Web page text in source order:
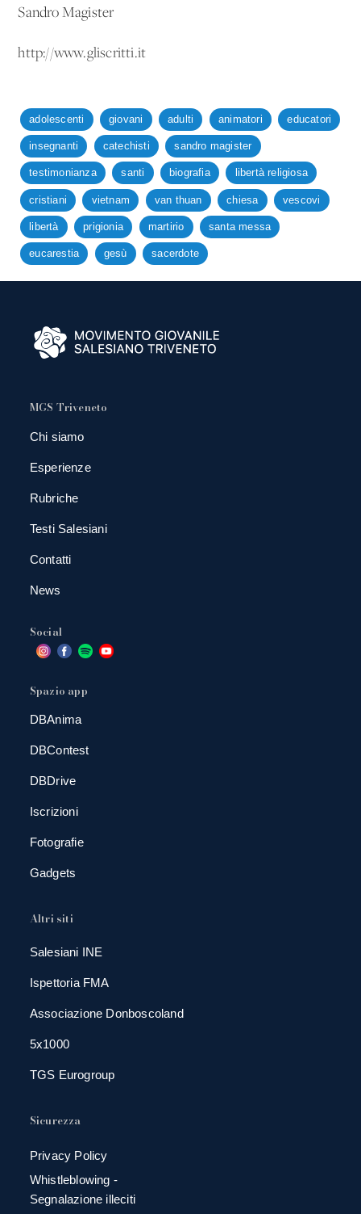
Sandro Magister
http://www.gliscritti.it
adolescenti giovani adulti animatori educatori
insegnanti catechisti sandro magister
testimonianza santi biografia libertà religiosa
cristiani vietnam van thuan chiesa vescovi
libertà prigionia martirio santa messa
eucarestia gesù sacerdote
MGS Triveneto
Chi siamo
Esperienze
Rubriche
Testi Salesiani
Contatti
News
Social
Spazio app
DBAnima
DBContest
DBDrive
Iscrizioni
Fotografie
Gadgets
Altri siti
Salesiani INE
Ispettoria FMA
Associazione Donboscoland
5x1000
TGS Eurogroup
Sicurezza
Privacy Policy
Whistleblowing -
Segnalazione illeciti